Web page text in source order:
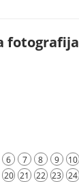
fotografija
6 7 8 9 10
20 21 22 23 24